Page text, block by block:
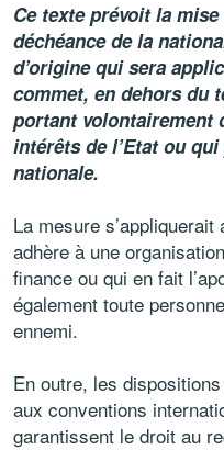
Ce texte prévoit la
déchéance de la
d’origine qui sera
commet, en dehors du
portant volontairement
intérêts de l’Etat ou
nationale.
La mesure
adhère à une
finance ou qui en fait
également toute
ennemi.
En outre, les
aux conventions
garantissent le droit au